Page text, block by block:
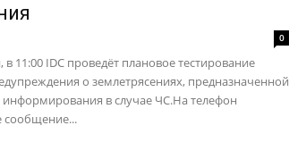
0
в 11:00 IDC проведёт плановое тестирование
о землетрясениях, предназначенной
в случае ЧС.На телефон
сообщение...